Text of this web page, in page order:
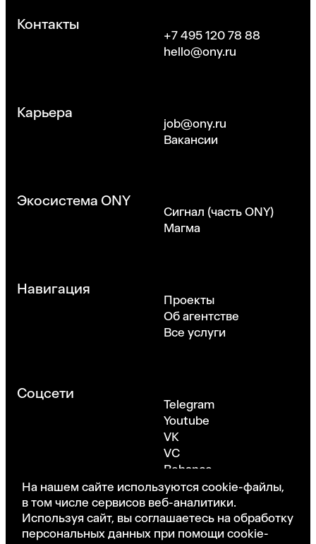
На нашем сайте используются cookie-файлы,
в том числе сервисов веб-аналитики.
Используя сайт, вы соглашаетесь на обработку
персональных данных при помощи cookie-
Контакты
+7 495 120 78 88
hello@ony.ru
Карьера
job@ony.ru
Вакансии
Экосистема ONY
Сигнал (часть ONY)
Магма
Навигация
Проекты
Об агентстве
Все услуги
Соцсети
Telegram
Youtube
VK
VC
Behance
Dribbble